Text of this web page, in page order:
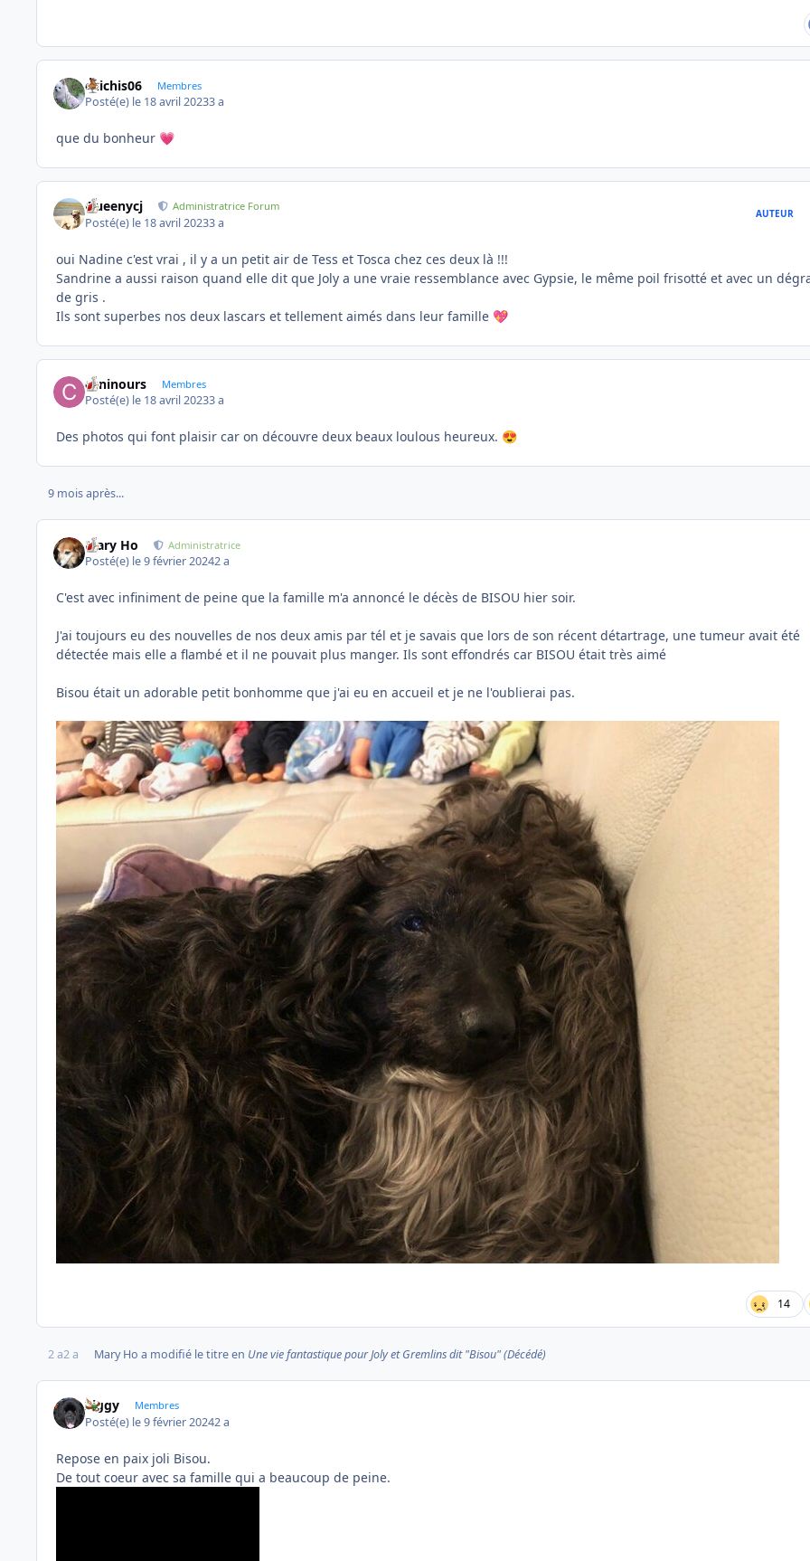
chichis06 Membres
Posté(e) le 18 avril 20233 a
que du bonheur 💗
Queenycj Administratrice Forum
Posté(e) le 18 avril 20233 a
AUTEUR
oui Nadine c'est vrai , il y a un petit air de Tess et Tosca chez ces deux là !!!
Sandrine a aussi raison quand elle dit que Joly a une vraie ressemblance avec Gypsie, le même poil frisotté et avec un
de gris .
Ils sont superbes nos deux lascars et tellement aimés dans leur famille 💖
caninours Membres
Posté(e) le 18 avril 20233 a
Des photos qui font plaisir car on découvre deux beaux loulous heureux. 😍
9 mois après...
Mary Ho Administratrice
Posté(e) le 9 février 20242 a
C'est avec infiniment de peine que la famille m'a annoncé le décès de BISOU hier soir.
J'ai toujours eu des nouvelles de nos deux amis par tél et je savais que lors de son récent détartrage, une tumeur avait été
détectée mais elle a flambé et il ne pouvait plus manger. Ils sont effondrés car BISOU était très aimé
Bisou était un adorable petit bonhomme que j'ai eu en accueil et je ne l'oublierai pas.
14
2 a2 a Mary Ho a modifié le titre en Une vie fantastique pour Joly et Gremlins dit "Bisou" (Décédé)
Ziggy Membres
Posté(e) le 9 février 20242 a
Repose en paix joli Bisou.
De tout coeur avec sa famille qui a beaucoup de peine.